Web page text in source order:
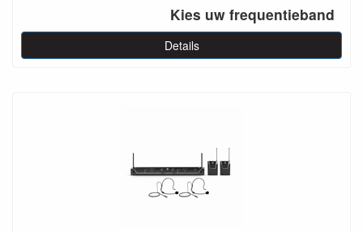
Kies uw frequentieband
Details